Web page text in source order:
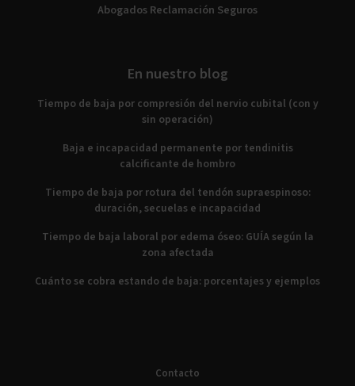
Abogados Reclamación Seguros
En nuestro blog
Tiempo de baja por compresión del nervio cubital (con y
sin operación)
Baja e incapacidad permanente por tendinitis
calcificante de hombro
Tiempo de baja por rotura del tendón supraespinoso:
duración, secuelas e incapacidad
Tiempo de baja laboral por edema óseo: GUÍA según la
zona afectada
Cuánto se cobra estando de baja: porcentajes y ejemplos
Contacto